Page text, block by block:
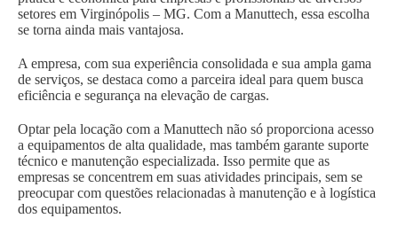
setores em Virginópolis – MG. Com a Manuttech, essa escolha
se torna ainda mais vantajosa.
A empresa, com sua experiência consolidada e sua ampla gama
de serviços, se destaca como a parceira ideal para quem busca
eficiência e segurança na elevação de cargas.
Optar pela locação com a Manuttech não só proporciona acesso
a equipamentos de alta qualidade, mas também garante suporte
técnico e manutenção especializada. Isso permite que as
empresas se concentrem em suas atividades principais, sem se
preocupar com questões relacionadas à manutenção e à logística
dos equipamentos.